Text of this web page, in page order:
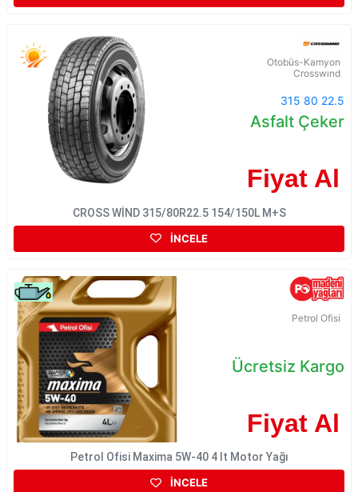
Otobüs-Kamyon
Crosswınd
315 80 22.5
Asfalt Çeker
Fiyat Al
CROSS WİND 315/80R22.5 154/150L M+S
İNCELE
Petrol Ofisi
Ücretsiz Kargo
Fiyat Al
Petrol Ofisi Maxima 5W-40 4 lt Motor Yağı
İNCELE